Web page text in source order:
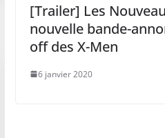
[Trailer] Les
nouvelle bande-
off des X-Men
6 janvier 2020